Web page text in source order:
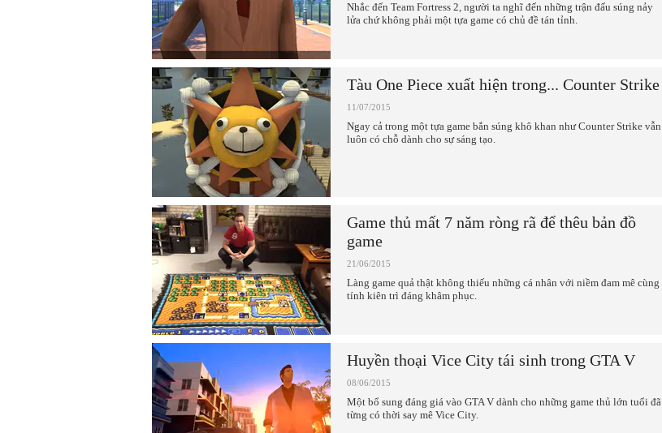
Nhắc đến Team Fortress 2, người ta nghĩ đến những trận đấu súng nảy
lửa chứ không phải một tựa game có chủ đề tán tỉnh.
Tàu One Piece xuất hiện trong... Counter Strike
11/07/2015
Ngay cả trong một tựa game bắn súng khô khan như Counter Strike vẫn
luôn có chỗ dành cho sự sáng tạo.
Game thủ mất 7 năm ròng rã để thêu bản đồ
game
21/06/2015
Làng game quả thật không thiếu những cá nhân với niềm đam mê cùng
tính kiên trì đáng khâm phục.
Huyền thoại Vice City tái sinh trong GTA V
08/06/2015
Một bổ sung đáng giá vào GTA V dành cho những game thủ lớn tuổi đã
từng có thời say mê Vice City.